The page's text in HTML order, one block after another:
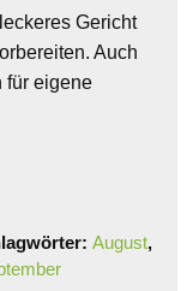
Gericht
Auch
für eigene
August,